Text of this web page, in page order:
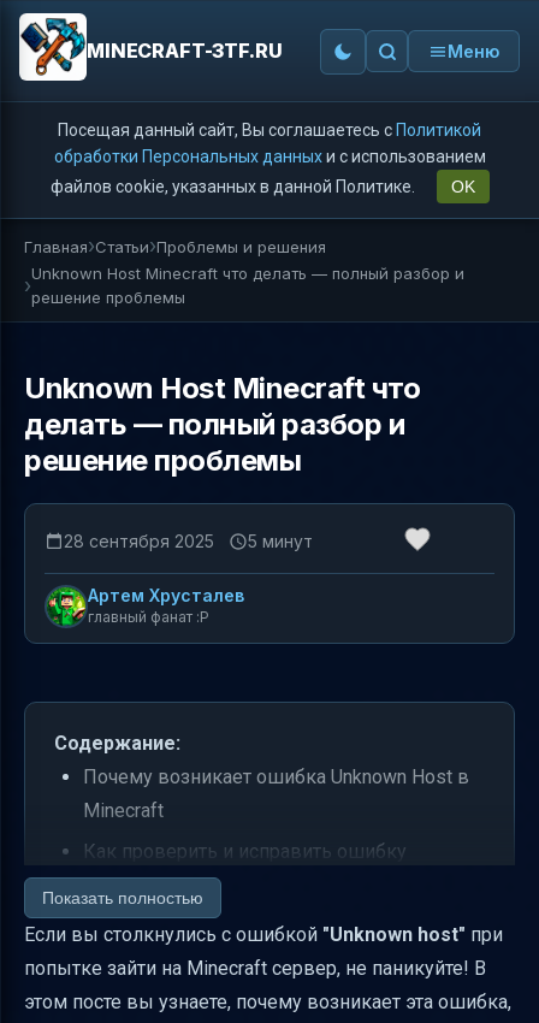
MINECRAFT-3TF.RU Меню
Посещая данный сайт, Вы соглашаетесь с Политикой
обработки Персональных данныхи с использованием
файлов cookie, указанных в данной Политике.
OK
Главная Статьи Проблемы и решения
Unknown Host Minecraft что делать — полный разбор и
решение проблемы
Unknown Host Minecraft что
делать — полный разбор и
решение проблемы
28 сентября 2025 5 минут
Артем Хрусталев
главный фанат :P
Содержание:
Почему возникает ошибка Unknown Host в
Minecraft
Как проверить и исправить ошибку
Unknown Host
Практические советы для хостинга и
подключения к Minecraft серверу
Особенности хостинга разных типов
Показать полностью
Если вы столкнулись с ошибкой "Unknown host" при
попытке зайти на Minecraft сервер, не паникуйте! В
этом посте вы узнаете, почему возникает эта ошибка,